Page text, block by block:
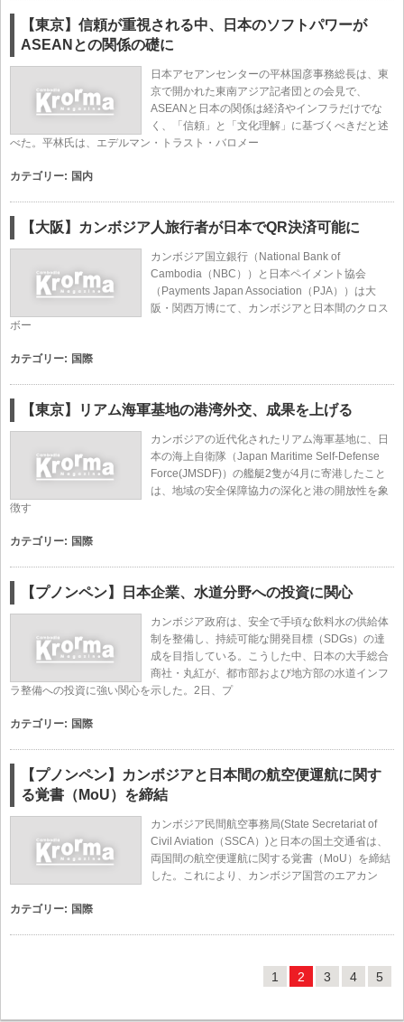
【東京】信頼が重視される中、日本のソフトパワーが
ASEANとの関係の礎に
日本アセアンセンターの平林国彦事務総長は、東
京で開かれた東南アジア記者団との会見で、
ASEANと日本の関係は経済やインフラだけでな
く、「信頼」と「文化理解」に基づくべきだと述
べた。平林氏は、エデルマン・トラスト・バロメー
カテゴリー: 国内
【大阪】カンボジア人旅行者が日本でQR決済可能に
カンボジア国立銀行（National Bank of
Cambodia（NBC））と日本ペイメント協会
（Payments Japan Association（PJA））は大
阪・関西万博にて、カンボジアと日本間のクロス
ボー
カテゴリー: 国際
【東京】リアム海軍基地の港湾外交、成果を上げる
カンボジアの近代化されたリアム海軍基地に、日
本の海上自衛隊（Japan Maritime Self-Defense
Force(JMSDF)）の艦艇2隻が4月に寄港したこと
は、地域の安全保障協力の深化と港の開放性を象
徴す
カテゴリー: 国際
【プノンペン】日本企業、水道分野への投資に関心
カンボジア政府は、安全で手頃な飲料水の供給体
制を整備し、持続可能な開発目標（SDGs）の達
成を目指している。こうした中、日本の大手総合
商社・丸紅が、都市部および地方部の水道インフ
ラ整備への投資に強い関心を示した。2日、プ
カテゴリー: 国際
【プノンペン】カンボジアと日本間の航空便運航に関す
る覚書（MoU）を締結
カンボジア民間航空事務局(State Secretariat of
Civil Aviation（SSCA）)と日本の国土交通省は、
両国間の航空便運航に関する覚書（MoU）を締結
した。これにより、カンボジア国営のエアカン
カテゴリー: 国際
1 2 3 4 5